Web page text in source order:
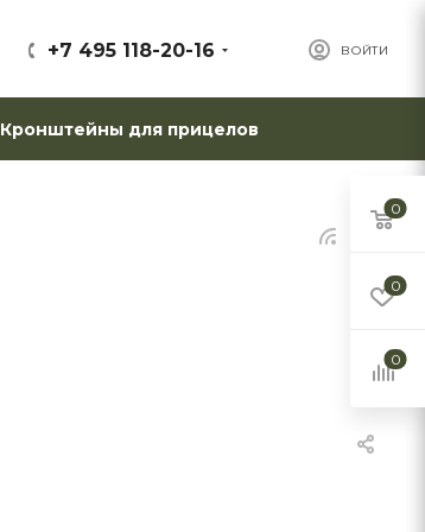
ВОЙТИ
+7 495 118-20-16
Кронштейны для прицелов
0
0
0